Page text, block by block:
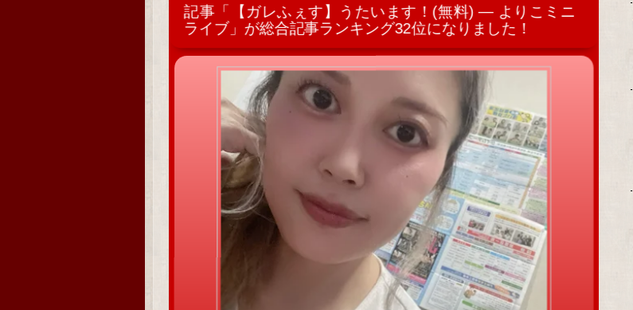
記事「【ガレふぇす】うたいます！(無料) ― よりこミニ
ライブ」が総合記事ランキング32位になりました ！